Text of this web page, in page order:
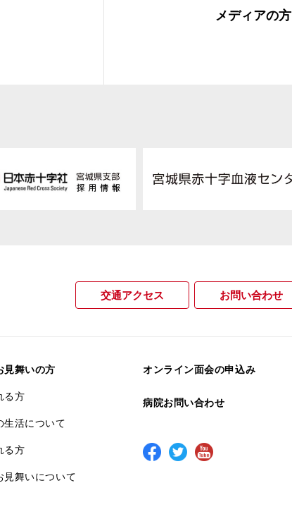
メディアの方
交通アクセス お問い合わせ
見舞いの方
る方
生活について
る方
見舞いについて
オンライン面会の申込み
病院お問い合わせ